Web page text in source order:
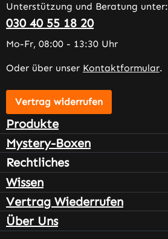
Unterstützung und Beratung unter:
030 40 55 18 20
Mo-Fr, 08:00 - 13:30 Uhr
Oder über unser Kontaktformular.
Vertrag widerrufen
Produkte
Mystery-Boxen
Rechtliches
Wissen
Vertrag Wiederrufen
Über Uns